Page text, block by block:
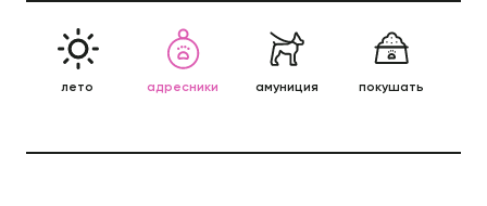
лето адресники амуниция покушать
Бренды
Записаться на груминг